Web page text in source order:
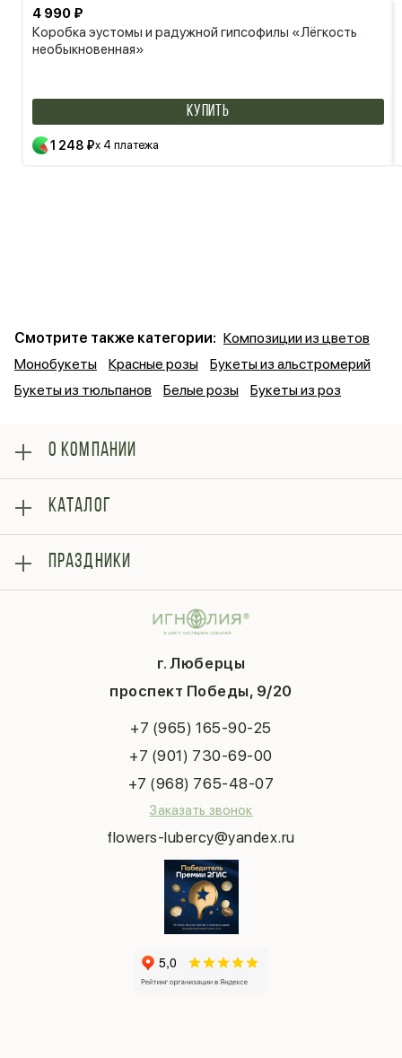
Коробка эустомы и радужной гипсофилы «Лёгкость
необыкновенная»
4 990 ₽
КУПИТЬ
1 248 ₽x 4 платежа
Смотрите также категории: Композиции из цветов
Монобукеты
Красные розы
Букеты из альстромерий
Букеты из тюльпанов
Белые розы Букеты из роз
г. Люберцы
проспект Победы, 9/20
+7 (965) 165-90-25
+7 (901) 730-69-00
+7 (968) 765-48-07
Заказать звонок
flowers-lubercy@yandex.ru
О КОМПАНИИ
Оплата
Отзывы
Блог
Гарантии
Контакты
Публичная оферта
КАТАЛОГ
Букеты
Композиции
ПРАЗДНИКИ
Последний звонок